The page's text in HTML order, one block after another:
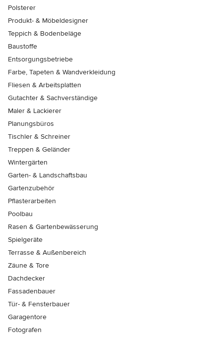
Polsterer
Produkt- & Möbeldesigner
Teppich & Bodenbeläge
Baustoffe
Entsorgungsbetriebe
Farbe, Tapeten & Wandverkleidung
Fliesen & Arbeitsplatten
Gutachter & Sachverständige
Maler & Lackierer
Planungsbüros
Tischler & Schreiner
Treppen & Geländer
Wintergärten
Garten- & Landschaftsbau
Gartenzubehör
Pflasterarbeiten
Poolbau
Rasen & Gartenbewässerung
Spielgeräte
Terrasse & Außenbereich
Zäune & Tore
Dachdecker
Fassadenbauer
Tür- & Fensterbauer
Garagentore
Fotografen